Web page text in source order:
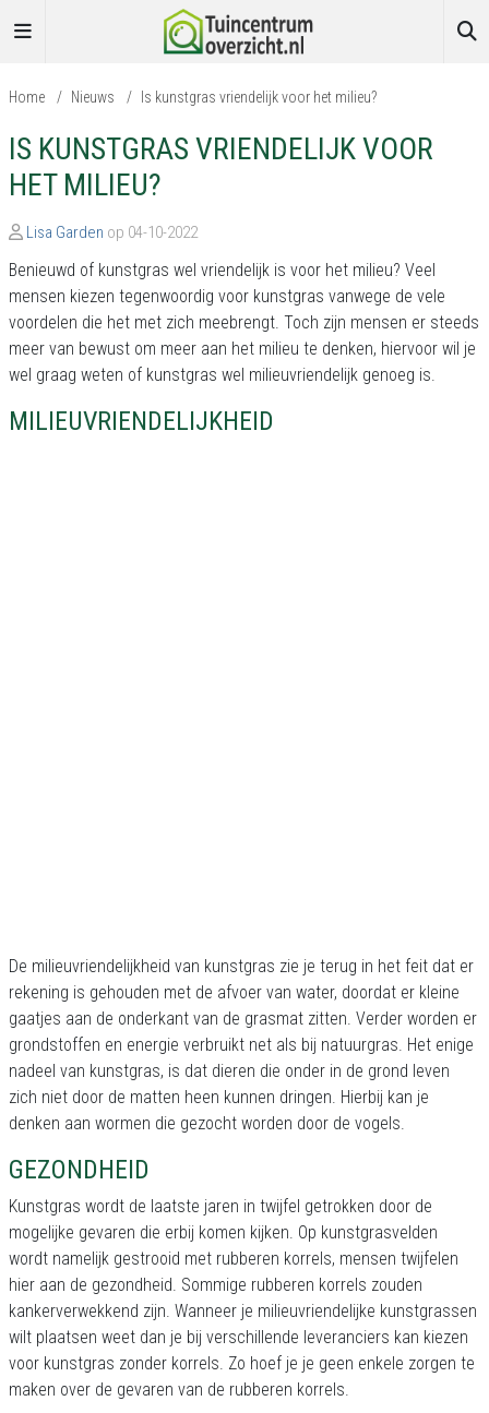
Home / Nieuws / Is kunstgras vriendelijk voor het milieu?
IS KUNSTGRAS VRIENDELIJK VOOR
HET MILIEU?
Lisa Garden op 04-10-2022
Benieuwd of kunstgras wel vriendelijk is voor het milieu? Veel
mensen kiezen tegenwoordig voor kunstgras vanwege de vele
voordelen die het met zich meebrengt. Toch zijn mensen er steeds
meer van bewust om meer aan het milieu te denken, hiervoor wil je
wel graag weten of kunstgras wel milieuvriendelijk genoeg is.
MILIEUVRIENDELIJKHEID
De milieuvriendelijkheid van kunstgras zie je terug in het feit dat er
rekening is gehouden met de afvoer van water, doordat er kleine
gaatjes aan de onderkant van de grasmat zitten. Verder worden er
grondstoffen en energie verbruikt net als bij natuurgras. Het enige
nadeel van kunstgras, is dat dieren die onder in de grond leven
zich niet door de matten heen kunnen dringen. Hierbij kan je
denken aan wormen die gezocht worden door de vogels.
GEZONDHEID
Kunstgras wordt de laatste jaren in twijfel getrokken door de
mogelijke gevaren die erbij komen kijken. Op kunstgrasvelden
wordt namelijk gestrooid met rubberen korrels, mensen twijfelen
hier aan de gezondheid. Sommige rubberen korrels zouden
kankerverwekkend zijn. Wanneer je milieuvriendelijke kunstgrassen
wilt plaatsen weet dan je bij verschillende leveranciers kan kiezen
voor kunstgras zonder korrels. Zo hoef je je geen enkele zorgen te
maken over de gevaren van de rubberen korrels.